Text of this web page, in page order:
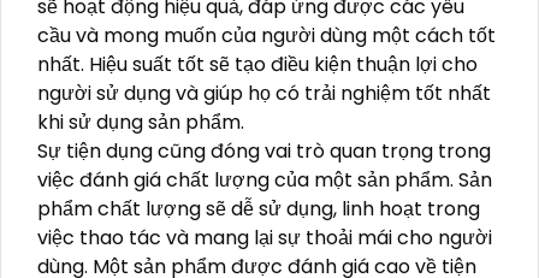
sẽ hoạt động hiệu quả, đáp ứng được các yêu
cầu và mong muốn của người dùng một cách tốt
nhất. Hiệu suất tốt sẽ tạo điều kiện thuận lợi cho
người sử dụng và giúp họ có trải nghiệm tốt nhất
khi sử dụng sản phẩm.
Sự tiện dụng cũng đóng vai trò quan trọng trong
việc đánh giá chất lượng của một sản phẩm. Sản
phẩm chất lượng sẽ dễ sử dụng, linh hoạt trong
việc thao tác và mang lại sự thoải mái cho người
dùng. Một sản phẩm được đánh giá cao về tiện